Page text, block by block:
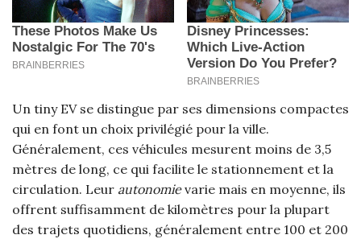
Un tiny EV se distingue par ses dimensions compactes
qui en font un choix privilégié pour la ville.
Généralement, ces véhicules mesurent moins de 3,5
mètres de long, ce qui facilite le stationnement et la
circulation. Leur autonomievarie mais en moyenne, ils
offrent suffisamment de kilomètres pour la plupart
des trajets quotidiens, généralement entre 100 et 200